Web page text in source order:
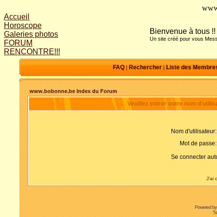
Accueil
Horoscope
Galeries photos
FORUM
RENCONTRE!!!
Bienvenue à tous !!
Un site créé pour vous
FAQ| Rechercher| Liste des
www.bobonne.be Index du Forum
Veuillez entrer votre nom
Nom d'utilisateur:
Mot de passe:
Se connecter
J'ai
Powered by